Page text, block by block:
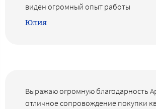
виден огромный опыт работы
Юлия
Выражаю огромную благодарность
отличное сопровождение покупки